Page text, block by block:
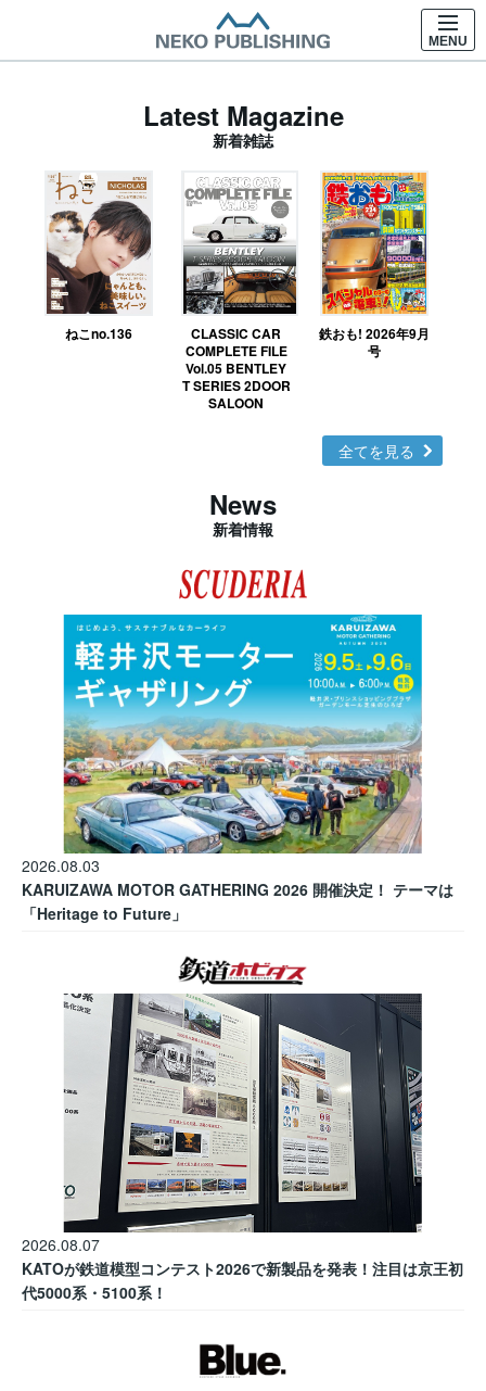
MENU
Latest Magazine
新着雑誌
ねこno.136
CLASSIC CAR
COMPLETE FILE
Vol.05 BENTLEY
T SERIES 2DOOR
SALOON
鉄おも! 2026年9月
号
全てを見る
News
新着情報
2026.08.03
KARUIZAWA MOTOR GATHERING 2026 開催決定！ テーマは
「Heritage to Future」
2026.08.07
KATOが鉄道模型コンテスト2026で新製品を発表！注目は京王初
代5000系・5100系！